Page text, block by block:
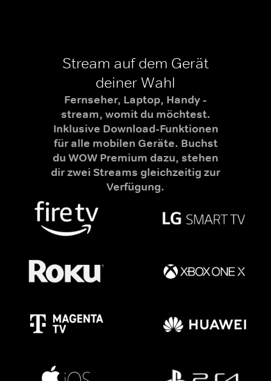
Stream auf dem Gerät
deiner Wahl
Fernseher, Laptop, Handy -
stream, womit du möchtest.
Inklusive Download-Funktionen
für alle mobilen Geräte. Buchst
du WOW Premium dazu, stehen
dir zwei Streams gleichzeitig zur
Verfügung.